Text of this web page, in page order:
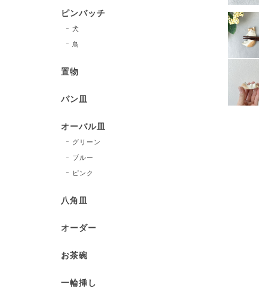
ピンバッチ
犬
鳥
置物
パン皿
オーバル皿
グリーン
ブルー
ピンク
八角皿
オーダー
お茶碗
一輪挿し